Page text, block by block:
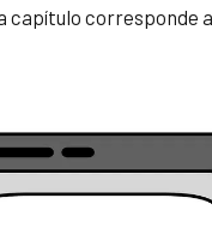
capítulo corresponde